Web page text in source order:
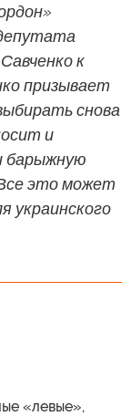
к
призывает
снова
и
барыжную
это может
украинского
«левые»,